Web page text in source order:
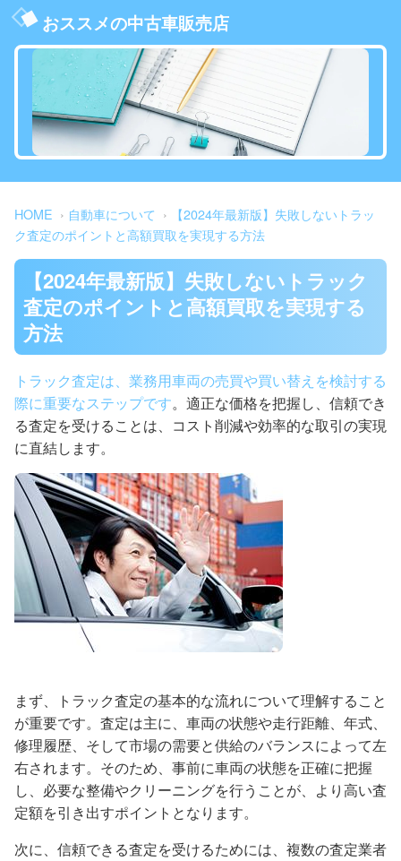
おススメの中古車販売店
HOME 自動車について
【2024年最新版】失敗しないトラッ
ク査定のポイントと高額買取を実現する方法
【2024年最新版】失敗しないトラック
査定のポイントと高額買取を実現する
方法
トラック査定は、業務用車両の売買や買い替えを検討する
際に重要なステップです。適正な価格を把握し、信頼でき
る査定を受けることは、コスト削減や効率的な取引の実現
に直結します。
まず、トラック査定の基本的な流れについて理解すること
が重要です。査定は主に、車両の状態や走行距離、年式、
修理履歴、そして市場の需要と供給のバランスによって左
右されます。そのため、事前に車両の状態を正確に把握
し、必要な整備やクリーニングを行うことが、より高い査
定額を引き出すポイントとなります。
次に、信頼できる査定を受けるためには、複数の査定業者